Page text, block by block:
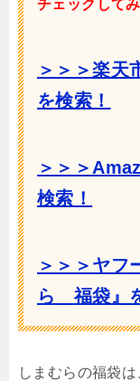
チェックして
＞＞＞楽天
を検索！
＞＞＞
検索！
＞＞＞ヤフ
ら福袋』
しまむらの福袋